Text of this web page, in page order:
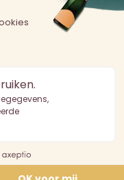
jonger dan 18 jaar is
voor de gezondheid.